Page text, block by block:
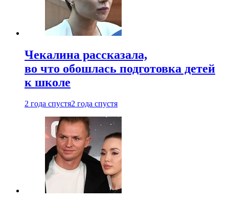
Чекалина рассказала,
во что обошлась подготовка детей
к школе
2 года спустя2 года спустя